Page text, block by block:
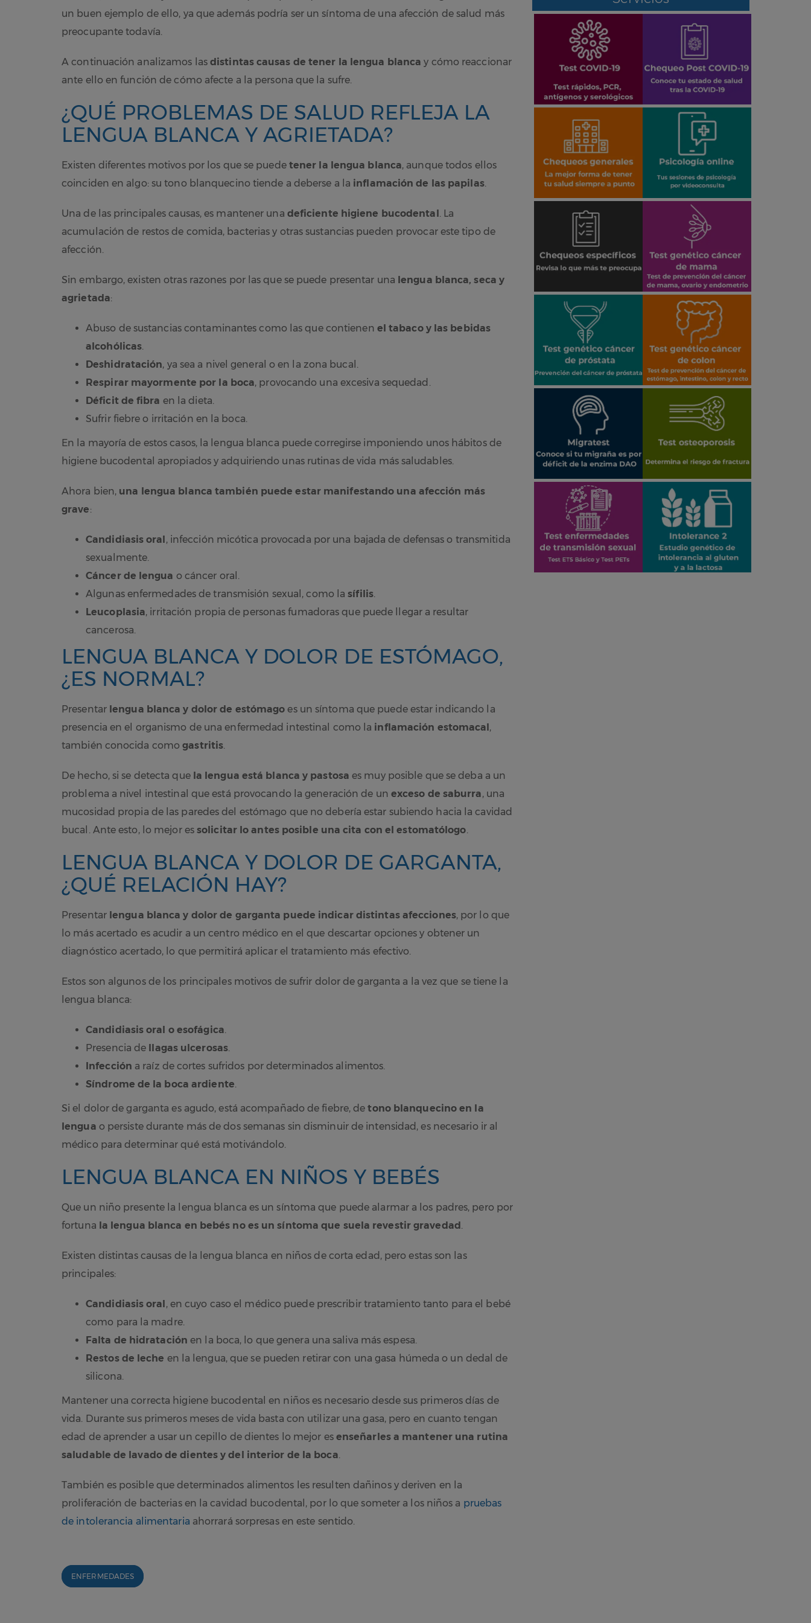
un buen ejemplo de ello, ya que además podría ser un síntoma de una afección de salud más
preocupante todavía.
A continuación analizamos las distintas causas de tener la lengua blanca y cómo reaccionar
ante ello en función de cómo afecte a la persona que la sufre.
¿QUÉ PROBLEMAS DE SALUD REFLEJA LA
LENGUA BLANCA Y AGRIETADA?
Existen diferentes motivos por los que se puede tener la lengua blanca, aunque todos ellos
coinciden en algo: su tono blanquecino tiende a deberse a la inflamación de las papilas.
Una de las principales causas, es mantener una deficiente higiene bucodental. La
acumulación de restos de comida, bacterias y otras sustancias pueden provocar este tipo de
afección.
Sin embargo, existen otras razones por las que se puede presentar una lengua blanca, seca y
agrietada:
Abuso de sustancias contaminantes como las que contienen el tabaco y las bebidas
alcohólicas.
Deshidratación, ya sea a nivel general o en la zona bucal.
Respirar mayormente por la boca, provocando una excesiva sequedad.
Déficit de fibra en la dieta.
Sufrir fiebre o irritación en la boca.
En la mayoría de estos casos, la lengua blanca puede corregirse imponiendo unos hábitos de
higiene bucodental apropiados y adquiriendo unas rutinas de vida más saludables.
Ahora bien, una lengua blanca también puede estar manifestando una afección más
grave:
Candidiasis oral, infección micótica provocada por una bajada de defensas o transmitida
sexualmente.
Cáncer de lengua o cáncer oral.
Algunas enfermedades de transmisión sexual, como lasífilis.
Leucoplasia, irritación propia de personas fumadoras que puede llegar a resultar
cancerosa.
LENGUA BLANCA Y DOLOR DE ESTÓMAGO,
¿ES NORMAL?
Presentar lengua blanca y dolor de estómagoes un síntoma que puede estar indicando la
presencia en el organismo de una enfermedad intestinal como la inflamación estomacal,
también conocida comogastritis.
De hecho, si se detecta quela lengua está blanca y pastosaes muy posible que se deba a un
problema a nivel intestinal que está provocando la generación de un exceso de saburra, una
mucosidad propia de las paredes del estómago que no debería estar subiendo hacia la cavidad
bucal. Ante esto, lo mejor essolicitar lo antes posible una cita con el estomatólogo.
LENGUA BLANCA Y DOLOR DE GARGANTA,
¿QUÉ RELACIÓN HAY?
Presentar lengua blanca y dolor de garganta puede indicar distintas afecciones, por lo que
lo más acertado es acudir a un centro médico en el que descartar opciones y obtener un
diagnóstico acertado, lo que permitirá aplicar el tratamiento más efectivo.
Estos son algunos de los principales motivos de sufrir dolor de garganta a la vez que se tiene la
lengua blanca:
Candidiasis oral o esofágica.
Presencia de llagas ulcerosas.
Infección a raíz de cortes sufridos por determinados alimentos.
Síndrome de la boca ardiente.
Si el dolor de garganta es agudo, está acompañado de fiebre, de tono blanquecino en la
lengua o persiste durante más de dos semanas sin disminuir de intensidad, es necesario ir al
médico para determinar qué está motivándolo.
LENGUA BLANCA EN NIÑOS Y BEBÉS
Que un niño presente la lengua blanca es un síntoma que puede alarmar a los padres, pero por
fortuna la lengua blanca en bebés no es un síntoma que suela revestir gravedad.
Existen distintas causas de la lengua blanca en niños de corta edad, pero estas son las
principales:
Candidiasis oral, en cuyo caso el médico puede prescribir tratamiento tanto para el bebé
como para la madre.
Falta de hidratación en la boca, lo que genera una saliva más espesa.
Restos de leche en la lengua, que se pueden retirar con una gasa húmeda o un dedal de
silicona.
Mantener una correcta higiene bucodental en niños es necesario desde sus primeros días de
vida. Durante sus primeros meses de vida basta con utilizar una gasa, pero en cuanto tengan
edad de aprender a usar un cepillo de dientes lo mejor es enseñarles a mantener una rutina
saludable de lavado de dientes y del interior de la boca.
También es posible que determinados alimentos les resulten dañinos y deriven en la
proliferación de bacterias en la cavidad bucodental, por lo que someter a los niños a pruebas
de intolerancia alimentaria ahorrará sorpresas en este sentido.
ENFERMEDADES